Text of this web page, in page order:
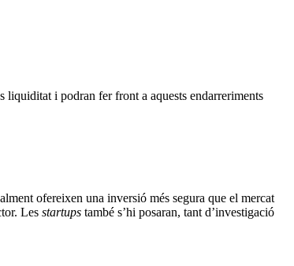
liquiditat i podran fer front a aquests endarreriments
ofereixen una inversió més segura que el mercat
Les startups també s’hi posaran, tant d’investigació